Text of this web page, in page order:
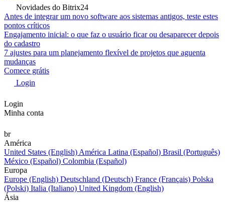
Novidades do Bitrix24
Antes de integrar um novo software aos sistemas antigos, teste estes
pontos críticos
Engajamento inicial: o que faz o usuário ficar ou desaparecer depois
do cadastro
7 ajustes para um planejamento flexível de projetos que aguenta
mudanças
Comece grátis
Login
Login
Minha conta
br
América
United States (English) América Latina (Español) Brasil (Português)
México (Español) Colombia (Español)
Europa
Europe (English) Deutschland (Deutsch) France (Français) Polska
(Polski) Italia (Italiano) United Kingdom (English)
Ásia